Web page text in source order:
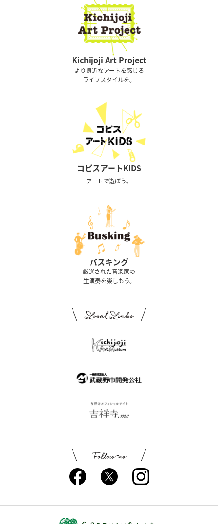
Kichijoji Art Project
より身近なアートを感じる
ライフスタイルを。
コピスアートKIDS
アートで遊ぼう。
バスキング
厳選された音楽家の
生演奏を楽しもう。